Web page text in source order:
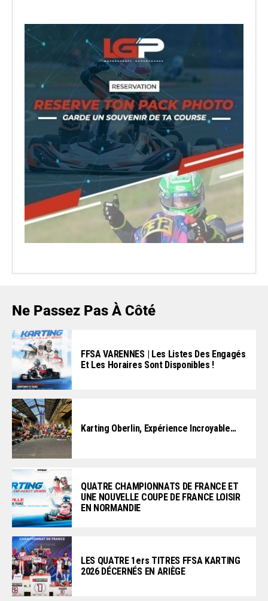
Ne Passez Pas À Côté
FFSA VARENNES | Les Listes Des Engagés
Et Les Horaires Sont Disponibles !
Karting Oberlin, Expérience Incroyable…
QUATRE CHAMPIONNATS DE FRANCE ET
UNE NOUVELLE COUPE DE FRANCE LOISIR
EN NORMANDIE
LES QUATRE 1ers TITRES FFSA KARTING
2026 DÉCERNÉS EN ARIÈGE